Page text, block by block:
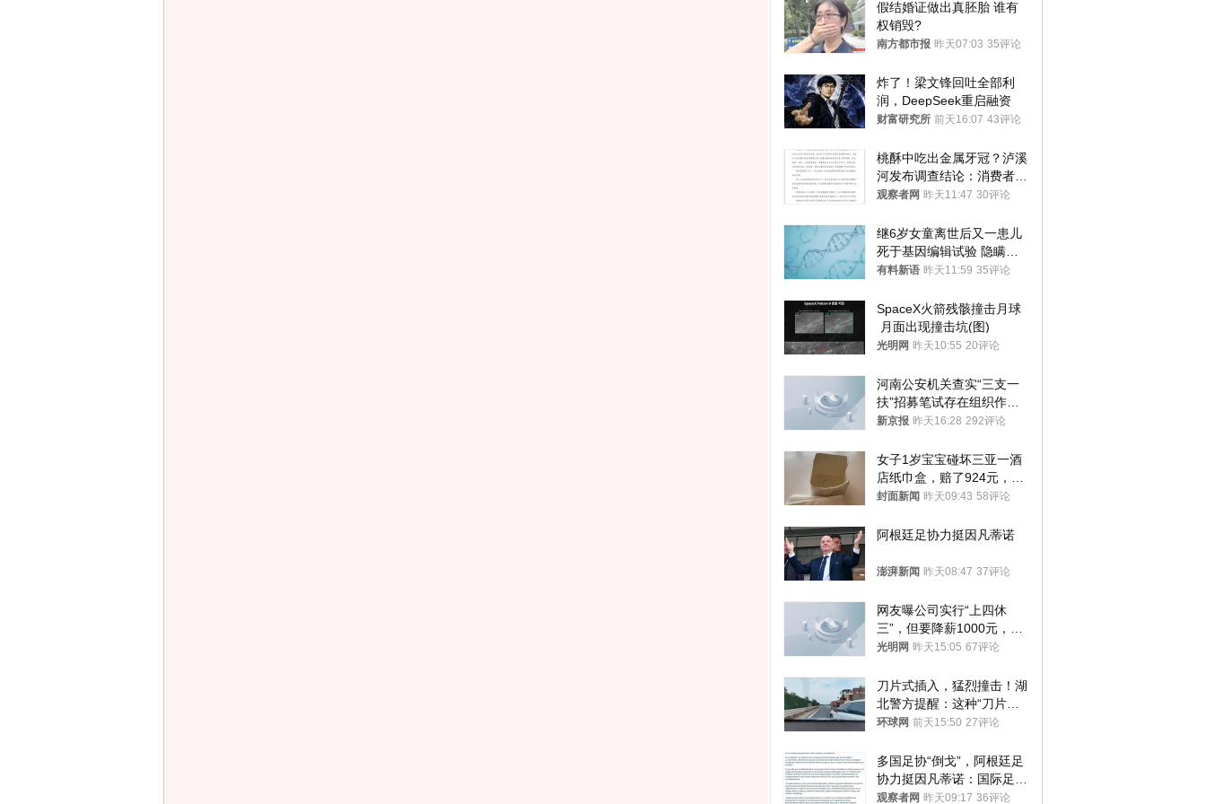
假结婚证做出真胚胎 谁有
权销毁?
南方都市报 昨天07:03 35评论
炸了！梁文锋回吐全部利
润，DeepSeek重启融资
财富研究所 前天16:07 43评论
桃酥中吃出金属牙冠？泸溪
河发布调查结论：消费者已
澄清，所发视频情况不属实
观察者网 昨天11:47 30评论
继6岁女童离世后又一患儿
死于基因编辑试验 隐瞒一
年才对外披露
有料新语 昨天11:59 35评论
SpaceX火箭残骸撞击月球
月面出现撞击坑(图)
光明网 昨天10:55 20评论
河南公安机关查实“三支一
扶”招募笔试存在组织作弊
犯罪行为
新京报 昨天16:28 292评论
女子1岁宝宝碰坏三亚一酒
店纸巾盒，赔了924元，发
帖吐槽后酒店退还一半的
封面新闻 昨天09:43 58评论
阿根廷足协力挺因凡蒂诺
澎湃新闻 昨天08:47 37评论
网友曝公司实行“上四休
三”，但要降薪1000元，不
接受只能辞职
光明网 昨天15:05 67评论
刀片式插入，猛烈撞击！湖
北警方提醒：这种“刀片超
车”，太危险了
环球网 前天15:50 27评论
多国足协“倒戈”，阿根廷足
协力挺因凡蒂诺：国际足联
今后应继续在其领导下前行
观察者网 昨天09:17 36评论